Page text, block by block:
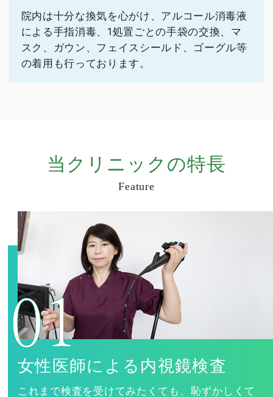
院内は十分な換気を心がけ、アルコール消毒液
による手指消毒、 1処置ごとの手袋の交換、マ
スク、ガウン、フェイスシールド、 ゴーグル等
の着用も行っております。
当クリニックの特長
Feature
女性医師による内視鏡検査
これまで検査を受けてみたくても、恥ずかしくて